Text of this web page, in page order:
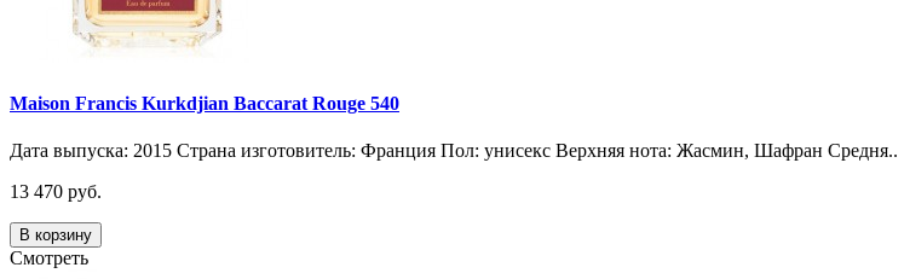
Maison Francis Kurkdjian Baccarat Rouge 540
Дата выпуска: 2015 Страна изготовитель: Франция Пол: унисекс Верхняя нота: Жасмин, Шафран Средня..
13 470 руб.
В корзину
Смотреть